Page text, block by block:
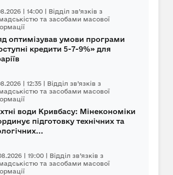
| 14:00 | Відділ зв’язків з
та засобами масової
оптимізував умови програми
кредити 5-7-9%» для
| 12:35 | Відділ зв’язків з
та засобами масової
води Кривбасу: Мінекономіки
підготовку технічних та
| 19:00 | Відділ зв’язків з
та засобами масової